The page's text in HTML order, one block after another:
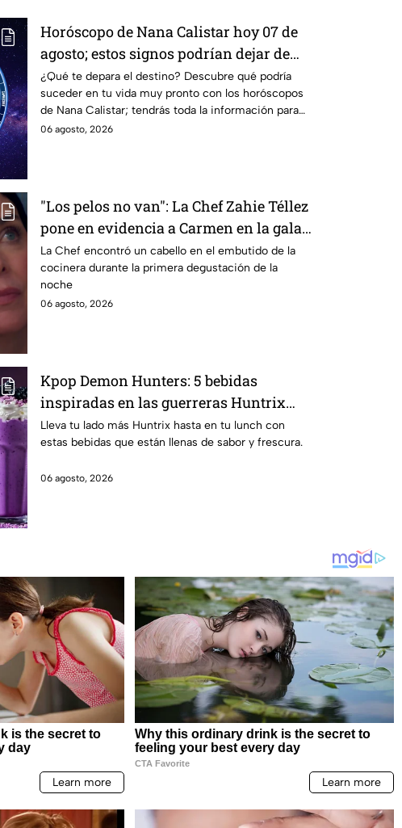
Horóscopo de Nana Calistar hoy 07 de
agosto; estos signos podrían dejar de
estar solteros más pronto de lo que
imaginan y recibir propuestas
laborales
¿Qué te depara el destino? Descubre qué podría
suceder en tu vida muy pronto con los horóscopos
de Nana Calistar; tendrás toda la información para
afrontar el futuro.
06 agosto, 2026
"Los pelos no van": La Chef Zahie Téllez
pone en evidencia a Carmen en la gala
de mandiles negros de MasterChef 24/7
La Chef encontró un cabello en el embutido de la
cocinera durante la primera degustación de la
noche
06 agosto, 2026
Kpop Demon Hunters: 5 bebidas
inspiradas en las guerreras Huntrix
para llevar a la escuela este regreso a
clases 2026; son saludables y deliciosas
Lleva tu lado más Huntrix hasta en tu lunch con
estas bebidas que están llenas de sabor y frescura.
06 agosto, 2026